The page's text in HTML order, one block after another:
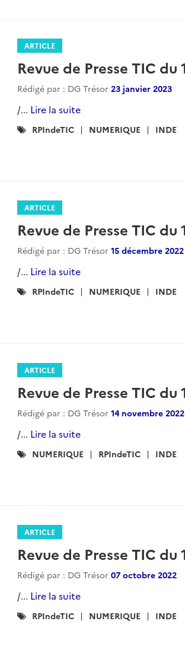
ARTICLE
Revue de Presse TIC
Rédigé par : DG Trésor 23 janvier 2023
/... Lire la suite
Catégories
RPIndeTIC NUMERIQUE INDE
ARTICLE
Revue de Presse TIC du
Rédigé par : DG Trésor 15 décembre 2022
/... Lire la suite
Catégories
RPIndeTIC NUMERIQUE INDE
ARTICLE
Revue de Presse TIC du
Rédigé par : DG Trésor 14 novembre 2022
/... Lire la suite
Catégories
NUMERIQUE RPIndeTIC INDE
ARTICLE
Revue de Presse TIC
Rédigé par : DG Trésor 07 octobre 2022
/... Lire la suite
Catégories
RPIndeTIC NUMERIQUE INDE